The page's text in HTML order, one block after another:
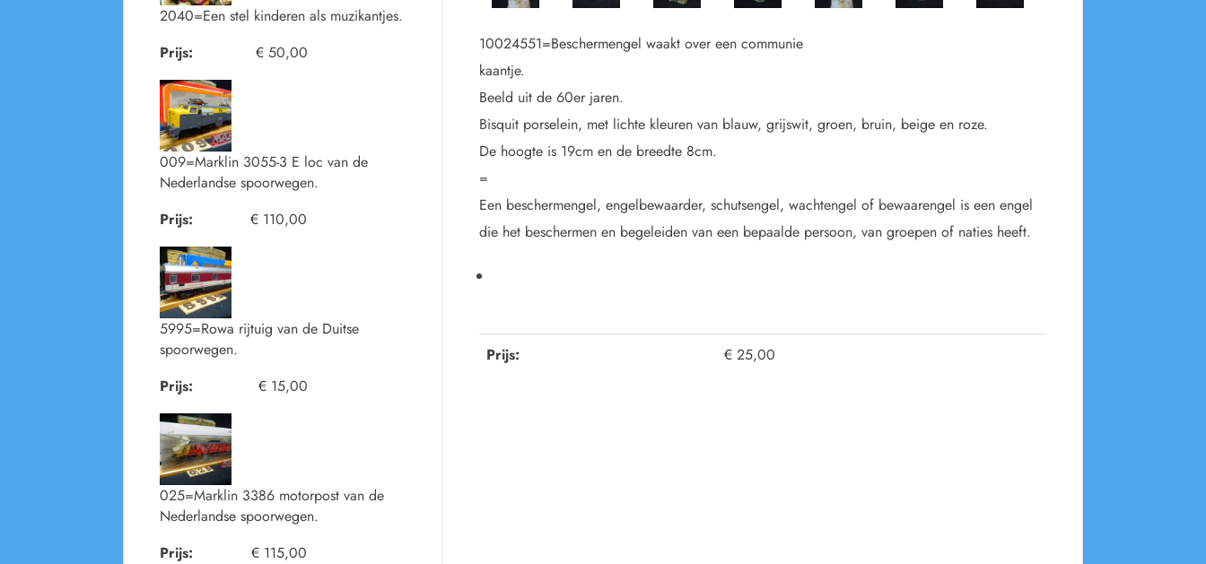
Prijs: € 25,00
10024551=Beschermengel waakt over een communie
kaantje.
Beeld uit de 60er jaren.
Bisquit porselein, met lichte kleuren van blauw, grijswit, groen, bruin, beige en roze.
De hoogte is 19cm en de breedte 8cm.
=
Een beschermengel, engelbewaarder, schutsengel, wachtengel of bewaarengel is een engel
die het beschermen en begeleiden van een bepaalde persoon, van groepen of naties heeft.
2040=Een stel kinderen als muzikantjes.
Prijs:
€ 50,00
009=Marklin 3055-3 E loc van de
Nederlandse spoorwegen.
Prijs:
€ 110,00
5995=Rowa rijtuig van de Duitse
spoorwegen.
Prijs:
€ 15,00
025=Marklin 3386 motorpost van de
Nederlandse spoorwegen.
Prijs:
€ 115,00